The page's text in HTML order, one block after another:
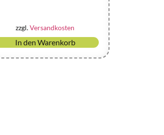
zzgl.Versandkosten
In den Warenkorb